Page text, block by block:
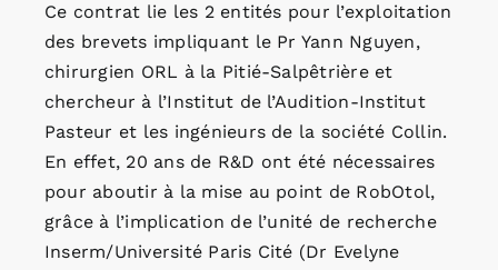
Ce contrat lie les 2 entités pour l’exploitation
des brevets impliquant le Pr Yann Nguyen,
chirurgien ORL à la Pitié-Salpêtrière et
chercheur à l’Institut de l’Audition-Institut
Pasteur et les ingénieurs de la société Collin.
En effet, 20 ans de R&D ont été nécessaires
pour aboutir à la mise au point de RobOtol,
grâce à l’implication de l’unité de recherche
Inserm/Université Paris Cité (Dr Evelyne